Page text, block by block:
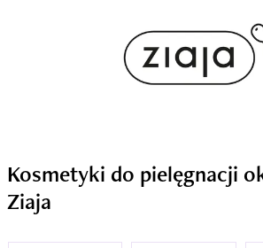
Kosmetyki do pielęgnacji
Ziaja